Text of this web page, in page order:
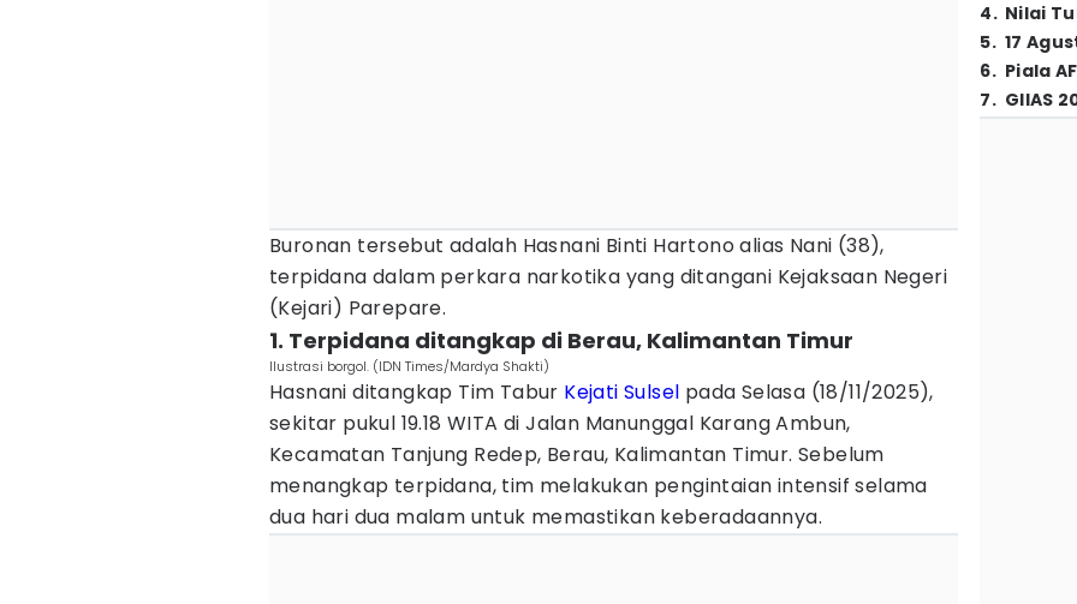
Buronan tersebut adalah Hasnani Binti Hartono alias Nani (38),
terpidana dalam perkara narkotika yang ditangani Kejaksaan Negeri
(Kejari) Parepare.
1. Terpidana ditangkap di Berau, Kalimantan Timur
Ilustrasi borgol. (IDN Times/Mardya Shakti)
Hasnani ditangkap Tim Tabur Kejati Sulsel pada Selasa (18/11/2025),
sekitar pukul 19.18 WITA di Jalan Manunggal Karang Ambun,
Kecamatan Tanjung Redep, Berau, Kalimantan Timur. Sebelum
menangkap terpidana, tim melakukan pengintaian intensif selama
dua hari dua malam untuk memastikan keberadaannya.
4. Nilai
5. 17
6. Piala
7. GIIAS